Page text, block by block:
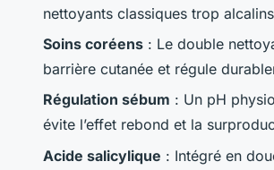
nettoyants classiques trop
Soins coréens : Le double
barrière cutanée et régule
Régulation sébum : Un pH
évite l’effet rebond et la
Acide salicylique : Intégré en